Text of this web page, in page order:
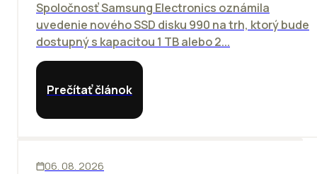
Spoločnosť Samsung Electronics oznámila
uvedenie nového SSD disku 990 na trh, ktorý bude
dostupný s kapacitou 1 TB alebo 2...
Prečítať článok
06. 08. 2026